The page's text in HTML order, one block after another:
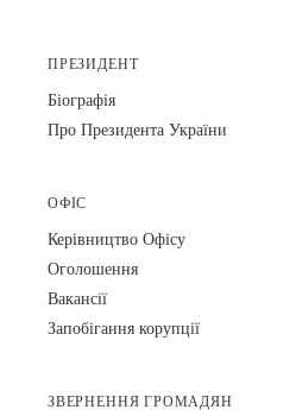
ПРЕЗИДЕНТ
Біографія
Про Президента України
ОФІС
Керівництво Офісу
Оголошення
Вакансії
Запобігання корупції
ЗВЕРНЕННЯ ГРОМАДЯН